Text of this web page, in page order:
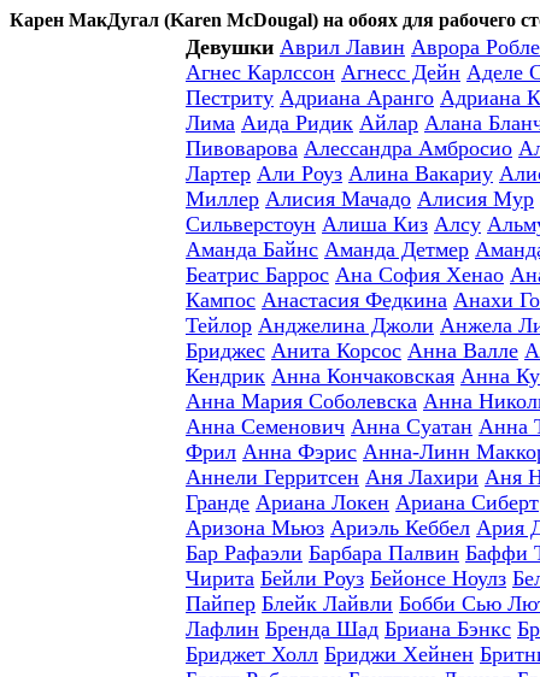
Карен МакДугал (Karen McDougal) на обоях для рабочего
Девушки Аврил Лавин Аврора
Агнес Карлссон Агнесс Дейн Аделе
Пестриту Адриана Аранго Адриана
Лима Аида Ридик Айлар Алана
Пивоварова Алессандра Амбросио
Лартер Али Роуз Алина Вакариу
Миллер Алисия Мачадо Алисия Мур
Сильверстоун Алиша Киз Алсу
Аманда Байнс Аманда Детмер
Беатрис Баррос Ана София Хенао
Кампос Анастасия Федкина Анахи
Тейлор Анджелина Джоли Анжела
Бриджес Анита Корсос Анна Валле
Кендрик Анна Кончаковская Анна
Анна Мария Соболевска Анна
Анна Семенович Анна Суатан Анна
Фрил Анна Фэрис Анна-Линн
Аннели Герритсен Аня Лахири Аня
Гранде Ариана Локен Ариана Сиберт
Аризона Мьюз Ариэль Кеббел Ария
Бар Рафаэли Барбара Палвин Баффи
Чирита Бейли Роуз Бейонсе Ноулз
Пайпер Блейк Лайвли Бобби Сью
Лафлин Бренда Шад Бриана Бэнкс
Бриджет Холл Бриджи Хейнен